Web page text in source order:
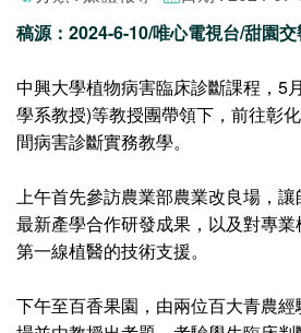
稿源：2024-6-10/唯心電視台/甜園交
中興大學植物病害臨床診斷課程，5
學系教授)等教授團帶領下，前往彰
間病害診斷實務教學。
上午首先參訪農業部農業改良場，
最新產學合作研發成果，以及對專
第一線植醫的技術支援。
下午至百香果園，由兩位百大青農